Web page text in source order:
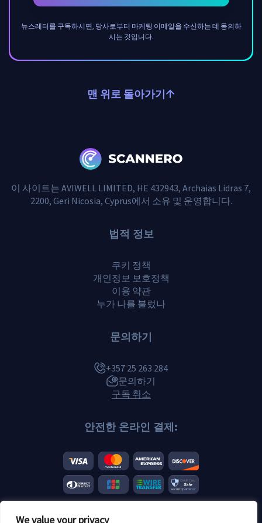
We value your privacy
뉴스레터를 구독하시면, 당사로부터 마케팅 이메일을 수신하는 데 동의하
시는 것입니다.
맨 위로 돌아가기
이 사이트는 AVIWELL LIMITED, HE 432943, Archaias Lidras 7,
2200, Geri Nicosia, Cyprus에서 소유 및 운영합니다.
법적 정보
쿠키 정책
개인정보 보호정책
이용 약관
누가 나를 불렀나
문의하기
+357 25 263 284
문의하기
구독 취소
안전한 온라인 결제: